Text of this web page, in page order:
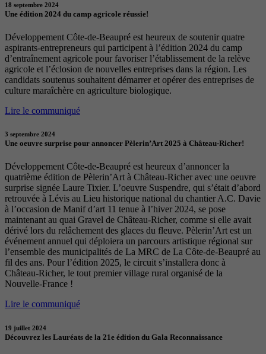
18 septembre 2024
Une édition 2024 du camp agricole réussie!
Développement Côte-de-Beaupré est heureux de soutenir quatre
aspirants-entrepreneurs qui participent à l’édition 2024 du camp
d’entraînement agricole pour favoriser l’établissement de la relève
agricole et l’éclosion de nouvelles entreprises dans la région. Les
candidats soutenus souhaitent démarrer et opérer des entreprises de
culture maraîchère en agriculture biologique.
Lire le communiqué
3 septembre 2024
Une oeuvre surprise pour annoncer Pèlerin’Art 2025 à Château-Richer!
Développement Côte-de-Beaupré est heureux d’annoncer la
quatrième édition de Pèlerin’Art à Château-Richer avec une oeuvre
surprise signée Laure Tixier. L’oeuvre Suspendre, qui s’était d’abord
retrouvée à Lévis au Lieu historique national du chantier A.C. Davie
à l’occasion de Manif d’art 11 tenue à l’hiver 2024, se pose
maintenant au quai Gravel de Château-Richer, comme si elle avait
dérivé lors du relâchement des glaces du fleuve. Pèlerin’Art est un
événement annuel qui déploiera un parcours artistique régional sur
l’ensemble des municipalités de La MRC de La Côte-de-Beaupré au
fil des ans. Pour l’édition 2025, le circuit s’installera donc à
Château-Richer, le tout premier village rural organisé de la
Nouvelle-France !
Lire le communiqué
19 juillet 2024
Découvrez les Lauréats de la 21e édition du Gala Reconnaissance